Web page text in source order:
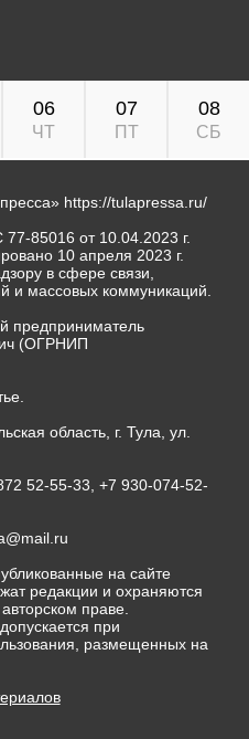
06
ЧТ
07
ПТ
08
СБ
https://tulapressa.ru/
85016 от 10.04.2023 г.
10 апреля 2023 г.
в сфере связи,
и массовых коммуникаций.
предприниматель
(ОГРНИП
область, г. Тула, ул.
52-55-33, +7 930-074-52-
на сайте
редакции и охраняются
праве.
при
размещенных на